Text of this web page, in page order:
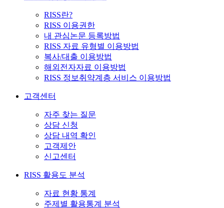
RISS란?
RISS 이용권한
내 관심논문 등록방법
RISS 자료 유형별 이용방법
복사/대출 이용방법
해외전자자료 이용방법
RISS 정보취약계층 서비스 이용방법
고객센터
자주 찾는 질문
상담 신청
상담 내역 확인
고객제안
신고센터
RISS 활용도 분석
자료 현황 통계
주제별 활용통계 분석